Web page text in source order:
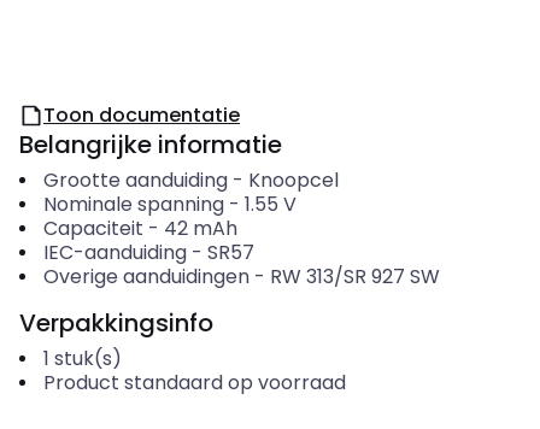
Toon documentatie
Belangrijke informatie
Grootte aanduiding- Knoopcel
Nominale spanning- 1.55 V
Capaciteit - 42 mAh
IEC-aanduiding- SR57
Overige aanduidingen- RW 313/SR 927 SW
Verpakkingsinfo
1 stuk(s)
Product standaard op voorraad